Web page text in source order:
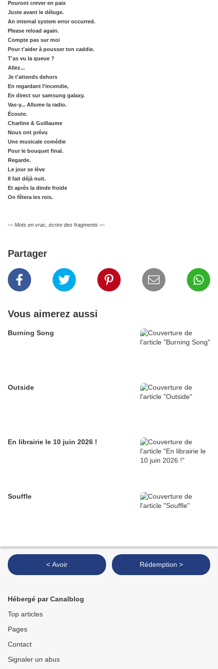
Pouront crever en paix
Juste avant le déluge.
An internal system error occurred.
Please reload again.
Compte pas sur moi
Pour t'aider à pousser ton caddie.
T'as vu la queue ?
Allez...
Je t'attends dehors
En regardant l'incendie,
En direct sur samsung galaxy.
Vas-y... Allume la radio.
Écoute.
Charline & Guillaume
Nous ont prévu
Une musicale comédie
Pour le bouquet final.
Regarde.
Le jour se lève
Il fait déjà nuit.
Et après la dinde froide
On fêtera les rois.
— Mots en vrac, écrire des fragments —
Partager
Vous aimerez aussi
Burning Song
Outside
En librairie le 10 juin 2026 !
Souffle
< Avoir Rédemption >
Hébergé par Canalblog
Top articles
Pages
Contact
Signaler un abus